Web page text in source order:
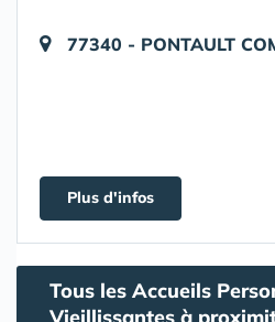
77340 - PONTAULT
Plus d'infos
Tous les Accueils